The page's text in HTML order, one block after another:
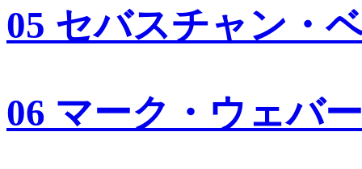
05 セバスチャン・
06 マーク・ウェバー